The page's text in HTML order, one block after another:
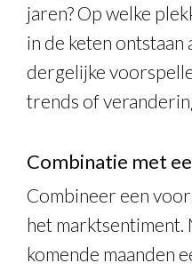
jaren? Op welke
in de keten ontstaan
dergelijke
trends of
Combinatie met
Combineer een
het
komende maanden